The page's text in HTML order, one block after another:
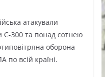
атакували
С-300 та понад сотнею
оборона
по всій країні.